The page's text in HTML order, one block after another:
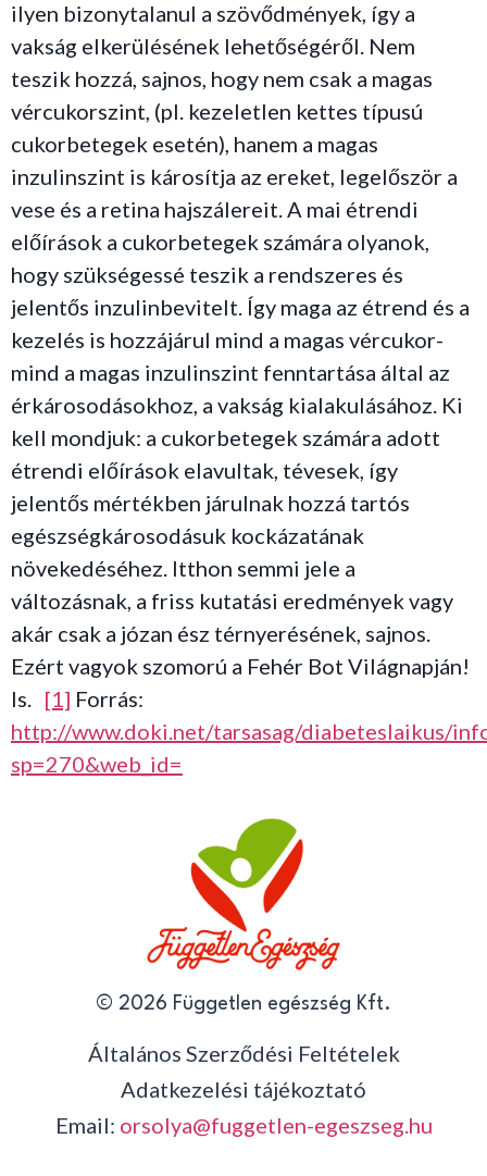
ilyen bizonytalanul a szövődmények, így a
vakság elkerülésének lehetőségéről. Nem
teszik hozzá, sajnos, hogy nem csak a magas
vércukorszint, (pl. kezeletlen kettes típusú
cukorbetegek esetén), hanem a magas
inzulinszint is károsítja az ereket, legelőször a
vese és a retina hajszálereit. A mai étrendi
előírások a cukorbetegek számára olyanok,
hogy szükségessé teszik a rendszeres és
jelentős inzulinbevitelt. Így maga az étrend és a
kezelés is hozzájárul mind a magas vércukor-
mind a magas inzulinszint fenntartása által az
érkárosodásokhoz, a vakság kialakulásához. Ki
kell mondjuk: a cukorbetegek számára adott
étrendi előírások elavultak, tévesek, így
jelentős mértékben járulnak hozzá tartós
egészségkárosodásuk kockázatának
növekedéséhez. Itthon semmi jele a
változásnak, a friss kutatási eredmények vagy
akár csak a józan ész térnyerésének, sajnos.
Ezért vagyok szomorú a Fehér Bot Világnapján!
Is. [1] Forrás:
http://www.doki.net/tarsasag/diabeteslaikus/
sp=270&web_id=
© 2026 Független egészség Kft.
Általános Szerződési Feltételek
Adatkezelési tájékoztató
Email: orsolya@fuggetlen-egeszseg.hu